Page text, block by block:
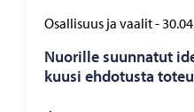
Osallisuus ja vaalit-
Nuo­ril­le suun­na­tut
kuusi eh­do­tus­ta